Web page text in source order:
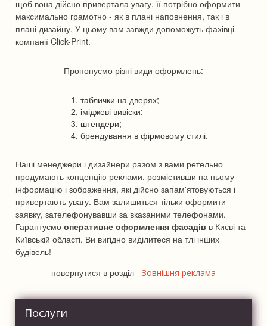
щоб вона дійсно привертала увагу, її потрібно оформити
максимально грамотно - як в плані наповнення, так і в
плані дизайну. У цьому вам завжди допоможуть фахівці
компанії Click-Print.
Пропонуємо різні види оформлень:
таблички на дверях;
іміджеві вивіски;
штендери;
брендування в фірмовому стилі.
Наші менеджери і дизайнери разом з вами ретельно
продумають концепцію реклами, розмістивши на ньому
інформацію і зображення, які дійсно запам'ятовуються і
привертають увагу. Вам залишиться тільки оформити
заявку, зателефонувавши за вказаними телефонами.
Гарантуємооперативне оформлення фасадів в Києві та
Київській області. Ви вигідно виділитеся на тлі інших
будівель!
повернутися в розділ - Зовнішня реклама
Послуги